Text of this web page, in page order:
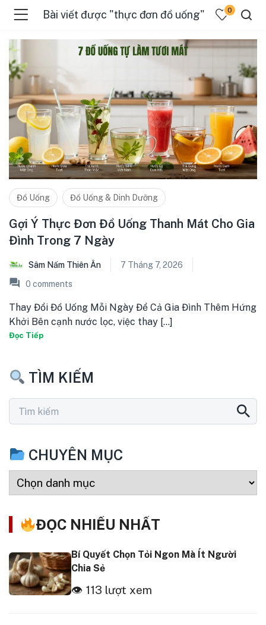
Bài viết được "thực đơn đồ uống" 0
Đồ Uống Đồ Uống & Dinh Dưỡng
Gợi Ý Thực Đơn Đồ Uống Thanh Mát Cho Gia
Đình Trong 7 Ngày
Sâm Nấm Thiên Ân
7 Tháng 7, 2026
0 comments
Thay Đổi Đồ Uống Mỗi Ngày Để Cả Gia Đình Thêm Hứng
Khởi Bên cạnh nước lọc, việc thay [...]
Đọc Tiếp
TÌM KIẾM
CHUYÊN MỤC
ĐỌC NHIỀU NHẤT
Bí Quyết Chọn Tỏi Ngon Mà Ít Người
Chia Sẻ
👁 113 lượt xem